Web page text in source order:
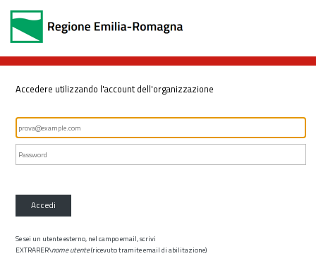
Accedere utilizzando l'account dell'organizzazione
Accedi
Se sei un utente esterno, nel campo email, scrivi
EXTRARER\nome utente(ricevuto tramite email di abilitazione)